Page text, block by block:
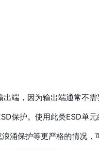
端，因为输出端通常不需
保护。使用此类ESD单元
涌保护等更严格的情况，